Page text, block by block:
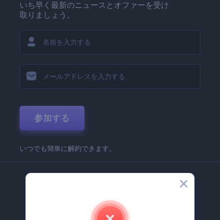
いち早く最新のニュースとオファーを受け
取りましょう。
参加する
いつでも簡単に解約できます。
Renderforest 企業情報
お問い合わせ